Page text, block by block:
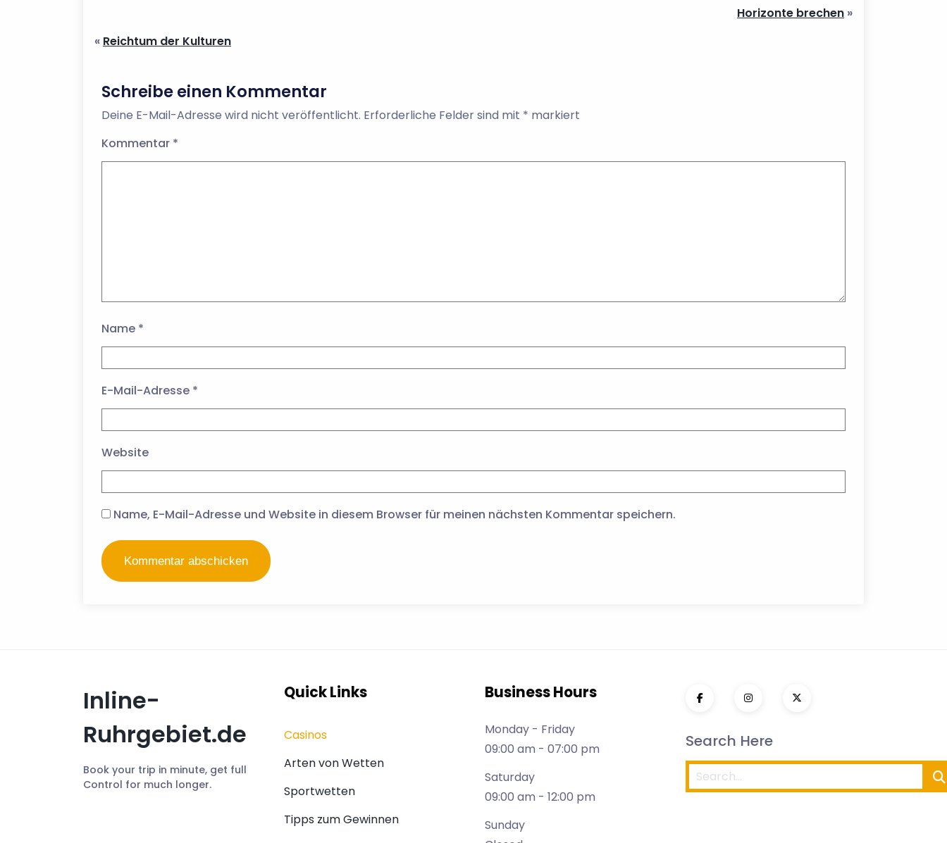
Horizonte brechen »
« Reichtum der Kulturen
Schreibe einen Kommentar
Deine E-Mail-Adresse wird nicht veröffentlicht. Erforderliche Felder sind mit * markiert
Kommentar *
Name *
E-Mail-Adresse *
Website
Name, E-Mail-Adresse und Website in diesem Browser für meinen nächsten Kommentar speichern.
Inline-
Ruhrgebiet.de
Book your trip in minute, get full
Control for much longer.
Quick Links
Casinos
Arten von Wetten
Sportwetten
Tipps zum Gewinnen
Business Hours
Monday - Friday
09:00 am - 07:00 pm
Saturday
09:00 am - 12:00 pm
Sunday
Search Here